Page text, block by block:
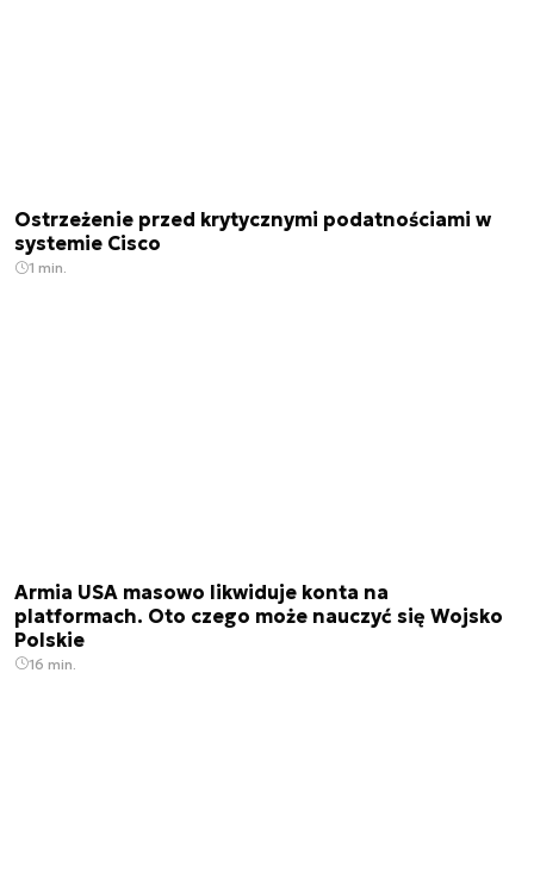
Ostrzeżenie przed krytycznymi podatnościami w
systemie Cisco
1 min.
Armia USA masowo likwiduje konta na
platformach. Oto czego może nauczyć się Wojsko
Polskie
16 min.